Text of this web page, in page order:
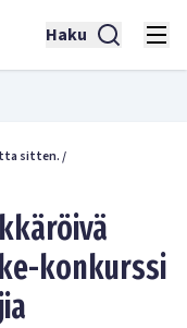
Haku
sitten./
konkurssi